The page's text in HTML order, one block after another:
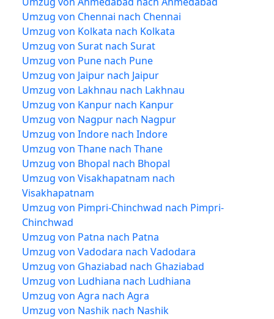
Umzug von Chennai nach Chennai
Umzug von Kolkata nach Kolkata
Umzug von Surat nach Surat
Umzug von Pune nach Pune
Umzug von Jaipur nach Jaipur
Umzug von Lakhnau nach Lakhnau
Umzug von Kanpur nach Kanpur
Umzug von Nagpur nach Nagpur
Umzug von Indore nach Indore
Umzug von Thane nach Thane
Umzug von Bhopal nach Bhopal
Umzug von Visakhapatnam nach
Visakhapatnam
Umzug von Pimpri-Chinchwad nach Pimpri-
Chinchwad
Umzug von Patna nach Patna
Umzug von Vadodara nach Vadodara
Umzug von Ghaziabad nach Ghaziabad
Umzug von Ludhiana nach Ludhiana
Umzug von Agra nach Agra
Umzug von Nashik nach Nashik